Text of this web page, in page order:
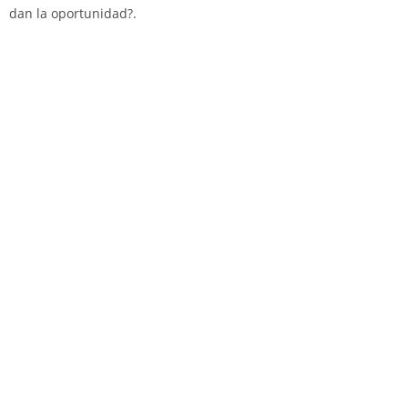
dan la oportunidad?.